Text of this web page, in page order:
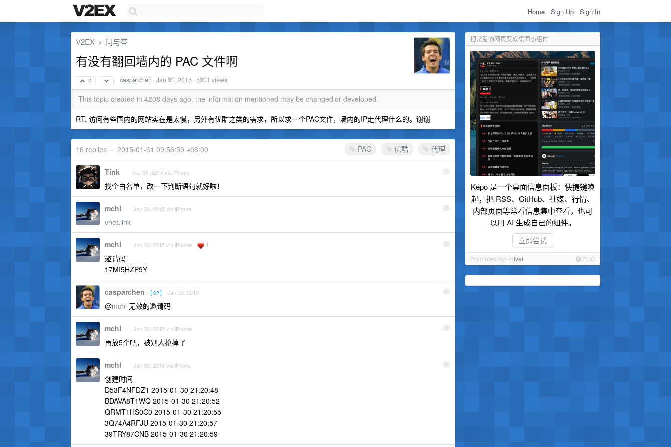
Home Sign Up Sign In
把常看的网页变成桌面小组件
Kepo 是一个桌面信息面板：快捷键唤
起，把 RSS、GitHub、社媒、行情、
内部页面等常看信息集中查看，也可
以用 AI 生成自己的组件。
立即尝试
Promoted by Enivel PRO
V2EX › 问与答
有没有翻回墙内的 PAC 文件啊
2 casparchen ·Jan 30, 2015 · 5301 views
This topic created in 4208 days ago, the information mentioned may be changed or developed.
RT. 访问有些国内的网站实在是太慢，另外有优酷之类的需求，所以求一个PAC文件，墙内的IP走代理什么的。谢谢
PAC 优酷 代理
16 replies • 2015-01-31 09:56:50 +08:00
1
Tink Jan 30, 2015 via iPhone
找个白名单，改一下判断语句就好啦！
2
mchl Jan 30, 2015 via iPhone
vnet.link
3
mchl Jan 30, 2015 via iPhone 1
邀请码
17MI5HZP9Y
4
casparchen OP Jan 30, 2015
@mchl 无效的邀请码
5
mchl Jan 30, 2015 via iPhone
再放5个吧，被别人抢掉了
6
mchl Jan 30, 2015 via iPhone
创建时间
D53F4NFDZ1 2015-01-30 21:20:48
BDAVA8T1WQ 2015-01-30 21:20:52
QRMT1HS0C0 2015-01-30 21:20:55
3Q74A4RFJU 2015-01-30 21:20:57
39TRY87CNB 2015-01-30 21:20:59